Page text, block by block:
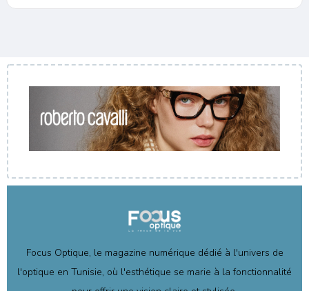
Focus Optique, le magazine numérique dédié à l'univers de
l'optique en Tunisie, où l'esthétique se marie à la fonctionnalité